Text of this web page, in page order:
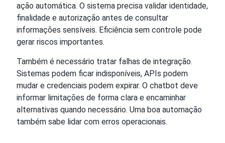
ação automática. O sistema precisa validar identidade,
finalidade e autorização antes de consultar
informações sensíveis. Eficiência sem controle pode
gerar riscos importantes.
Também é necessário tratar falhas de integração.
Sistemas podem ficar indisponíveis, APIs podem
mudar e credenciais podem expirar. O chatbot deve
informar limitações de forma clara e encaminhar
alternativas quando necessário. Uma boa automação
também sabe lidar com erros operacionais.